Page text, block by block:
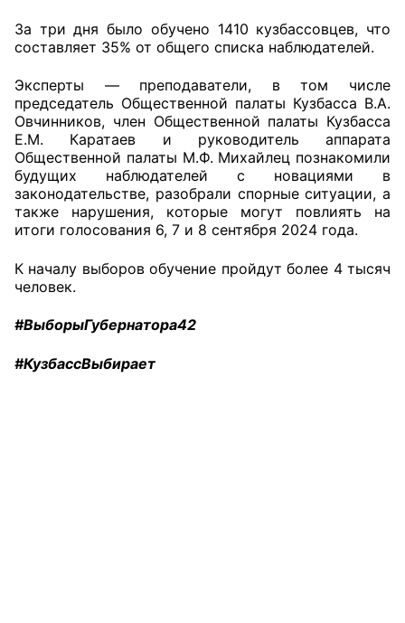
Экспертный совет ОП КО
Совет ОП КО
Общественный штаб
Члены ОП КО
Документы ОП КО
Регламент ОП КО
Кодекс этики ОП КО
Положения
Соглашения
За три дня было обучено 1410 кузбассовцев, что
составляет 35% от общего списка наблюдателей.
Эксперты — преподаватели, в том числе
председатель Общественной палаты Кузбасса В.А.
Овчинников, член Общественной палаты Кузбасса
Е.М. Каратаев и руководитель аппарата
Общественной палаты М.Ф. Михайлец познакомили
будущих наблюдателей с новациями в
законодательстве, разобрали спорные ситуации, а
также нарушения, которые могут повлиять на
итоги голосования 6, 7 и 8 сентября 2024 года.
К началу выборов обучение пройдут более 4 тысяч
человек.
#ВыборыГубернатора42
#КузбассВыбирает